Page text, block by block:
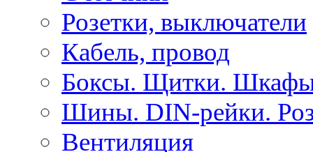
Розетки, выключатели
Кабель, провод
Боксы. Щитки.
Шины. DIN-рейки.
Вентиляция